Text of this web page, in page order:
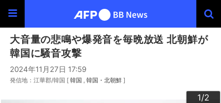
大音量の悲鳴や爆発音を毎晩放送 北朝鮮が
韓国に騒音攻撃
2024年11月27日 17:59
発信地：江華郡/韓国 [ 韓国 韓国・北朝鮮 ]
1/2
2/2